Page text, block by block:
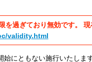
を過ぎており無効です。
validity.html
にともない施行いたします